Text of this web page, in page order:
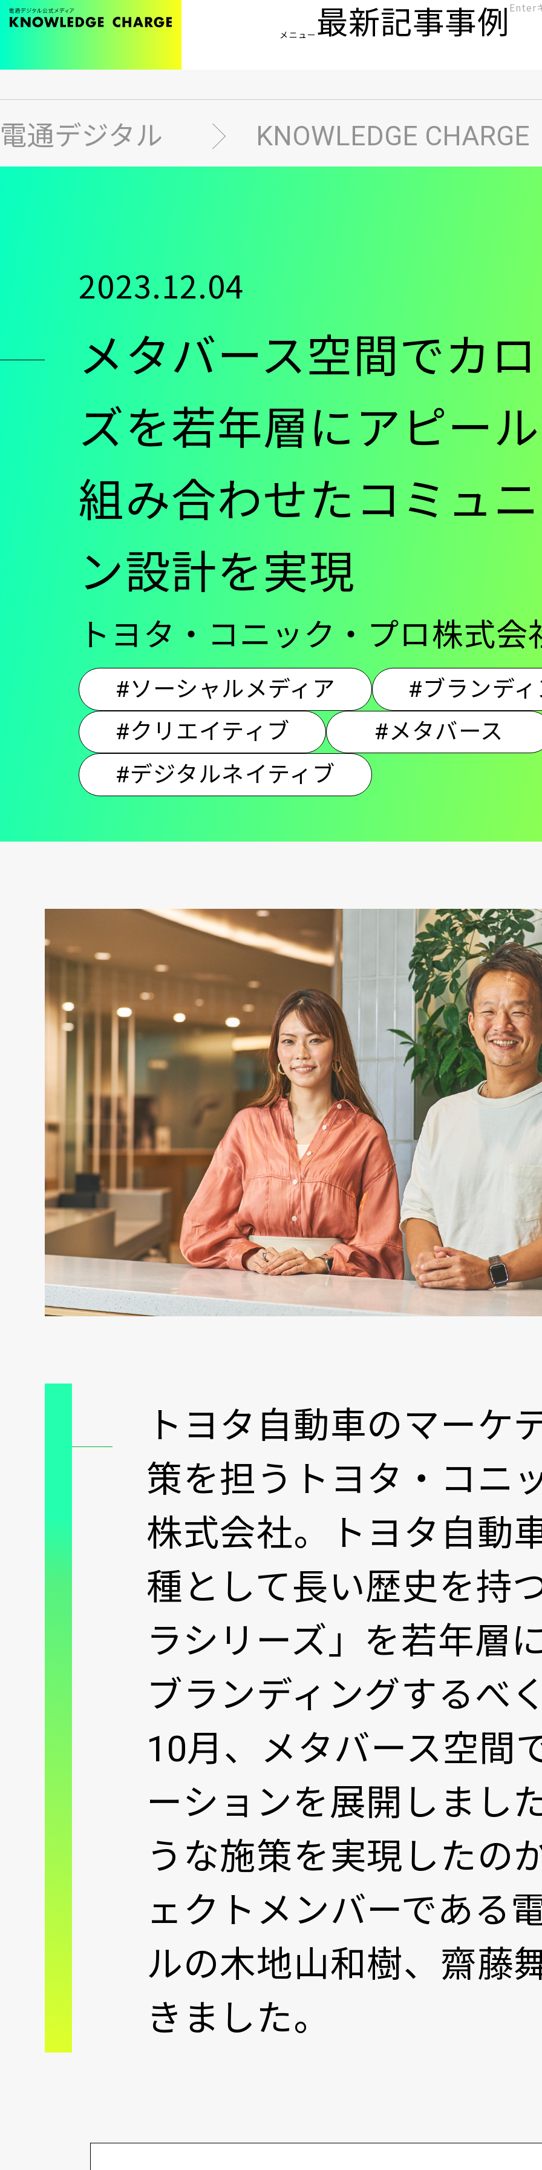
メ
イ
ン
コ
ツ
メニュー [KC]
ヘ
ッ
ー
-
メ
イ
ン
最新記事事例
電通デジタル KNOWLEDGE CHARGE
メタバース空間でカ
ズを若年層にアピー
組み合わせたコミュ
ン設計を実現
トヨタ・コニック・プロ株式会
2023.12.04
#ソーシャルメディア
#ブランデ
#クリエイティブ
#メタバース
#デジタルネイティブ
トヨタ自動車のマーケ
策を担うトヨタ・コニ
株式会社。トヨタ自動
種として長い歴史を持
ラシリーズ」を若年層
ブランディングするべ
10月、メタバース空間
ーションを展開しまし
うな施策を実現したの
ェクトメンバーである
ルの木地山和樹、齋藤
きました。